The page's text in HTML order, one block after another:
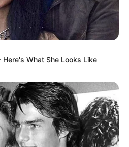
dicas, assista ao vídeo
que você vai amar
What She Looks Like